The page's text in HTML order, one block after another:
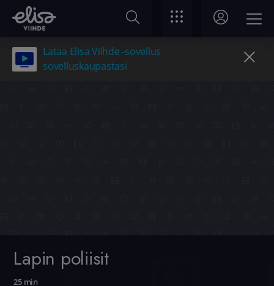
Lataa Elisa Viihde -sovellus
sovelluskaupastasi
Lapin poliisit
25 min